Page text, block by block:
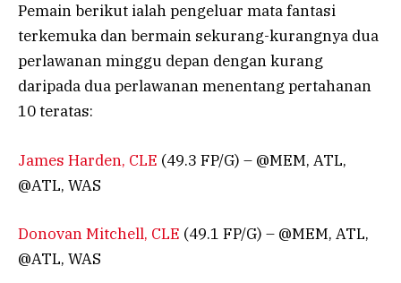
Pemain berikut ialah pengeluar mata fantasi
terkemuka dan bermain sekurang-kurangnya dua
perlawanan minggu depan dengan kurang
daripada dua perlawanan menentang pertahanan
10 teratas:
James Harden, CLE (49.3 FP/G) – @MEM, ATL,
@ATL, WAS
Donovan Mitchell, CLE (49.1 FP/G) – @MEM, ATL,
@ATL, WAS